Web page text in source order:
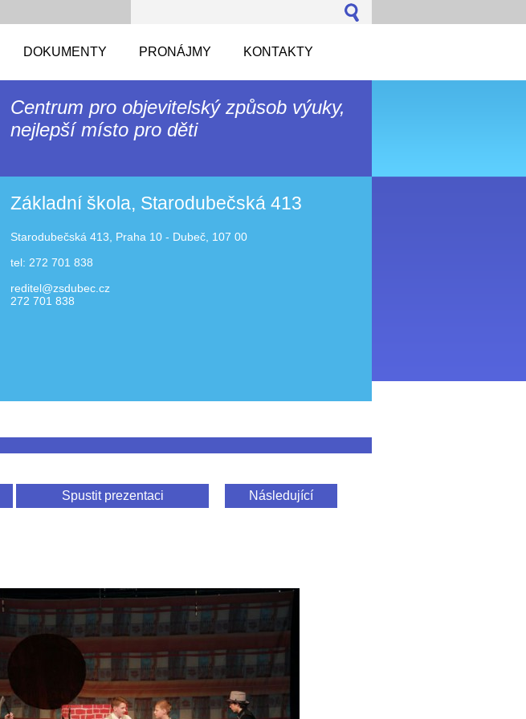
DOKUMENTY PRONÁJMY KONTAKTY
Centrum pro objevitelský způsob výuky,
nejlepší místo pro děti
Základní škola, Starodubečská 413
Starodubečská 413, Praha 10 - Dubeč, 107 00
tel: 272 701 838
reditel@zsdubec.cz
272 701 838
Spustit prezentaci Následující